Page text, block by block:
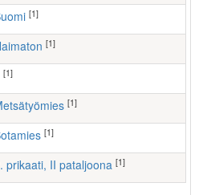
Suomi [1]
Naimaton [1]
[1]
metsätyömies [1]
Sotamies [1]
2. prikaati, II pataljoona [1]